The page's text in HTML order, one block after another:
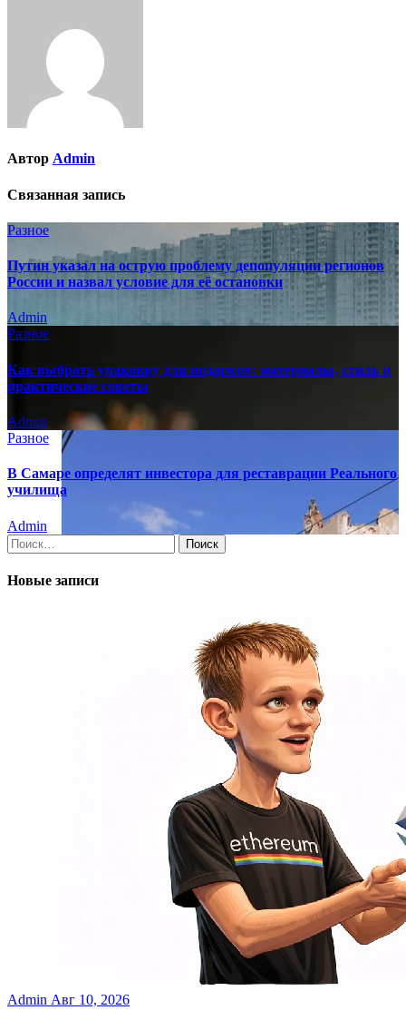
Автор Admin
Связанная запись
Разное
Путин указал на острую проблему депопуляции регионов
России и назвал условие для её остановки
Admin
Разное
Как выбрать упаковку для подарков: материалы, стиль и
практические советы
Admin
Разное
В Самаре определят инвестора для реставрации Реального
училища
Admin
Найти:
Новые записи
Admin Авг 10, 2026